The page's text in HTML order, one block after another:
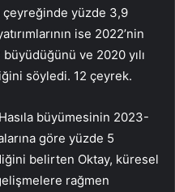
çeyreğinde yüzde 3,9
ise 2022’nin
ve 2020 yılı
söyledi. 12 çeyrek.
büyümesinin 2023-
göre yüzde 5
belirten Oktay, küresel
rağmen